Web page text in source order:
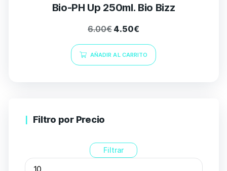
Bio-PH Up 250ml. Bio Bizz
6.00€ 4.50€
AÑADIR AL CARRITO
Filtro por Precio
Filtrar